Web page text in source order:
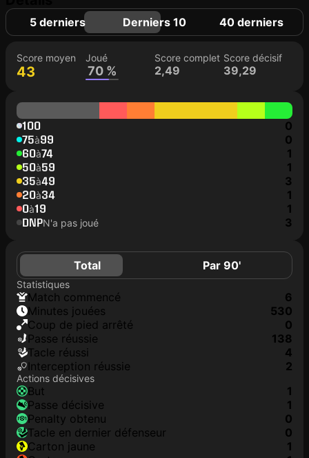
5 derniers Derniers 10 40 derniers
Score moyen
43
Joué
70 %
Score complet
2,49
Score décisif
39,29
100 0
75à99 0
60à74 1
50à59 1
35à49 3
20à34 1
0à19 1
DNPN'a pas joué 3
Total Par 90'
Statistiques
match commencé
6
minutes jouées
530
coup de pied arrêté
0
Passe réussie
138
tacle réussi
4
interception réussie
2
Actions décisives
but
1
passe décisive
1
penalty obtenu
0
tacle en dernier défenseur
0
carton jaune
1